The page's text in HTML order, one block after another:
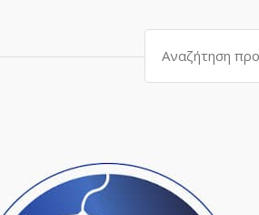
Αναζήτηση
για: